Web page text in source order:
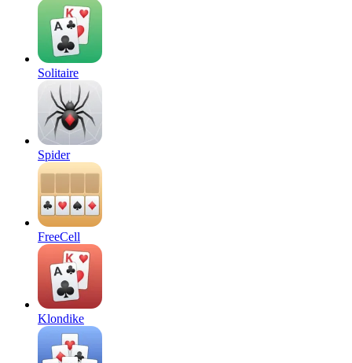
Solitaire
Spider
FreeCell
Klondike